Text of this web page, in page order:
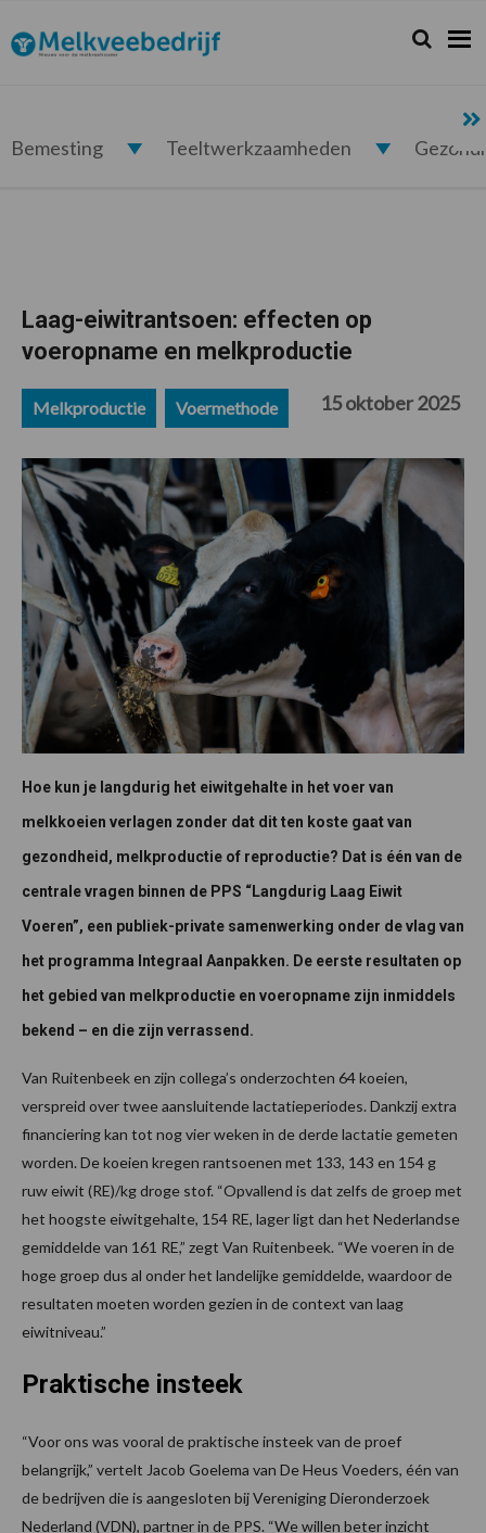
de
hoofdnavigatie
de
hoofd
de
eerste
de
voettekst
Melkveebedrijf.nl Zoeken...
Zoek
Bemesting Teeltwerkzaamheden
Laag-eiwitrantsoen: effecten op
voeropname en melkproductie
Melkproductie Voermethode 15 oktober 2025
Hoe kun je langdurig het eiwitgehalte in het voer van
melkkoeien verlagen zonder dat dit ten koste gaat van
gezondheid, melkproductie of reproductie? Dat is één van de
centrale vragen binnen de PPS “Langdurig Laag Eiwit
Voeren”, een publiek-private samenwerking onder de vlag van
het programma Integraal Aanpakken. De eerste resultaten op
het gebied van melkproductie en voeropname zijn inmiddels
bekend – en die zijn verrassend.
Van Ruitenbeek en zijn collega’s onderzochten 64 koeien,
verspreid over twee aansluitende lactatieperiodes. Dankzij extra
financiering kan tot nog vier weken in de derde lactatie gemeten
worden. De koeien kregen rantsoenen met 133, 143 en 154 g
ruw eiwit (RE)/kg droge stof. “Opvallend is dat zelfs de groep met
het hoogste eiwitgehalte, 154 RE, lager ligt dan het Nederlandse
gemiddelde van 161 RE,” zegt Van Ruitenbeek. “We voeren in de
hoge groep dus al onder het landelijke gemiddelde, waardoor de
resultaten moeten worden gezien in de context van laag
eiwitniveau.”
Praktische insteek
“Voor ons was vooral de praktische insteek van de proef
belangrijk,” vertelt Jacob Goelema van De Heus Voeders, één van
de bedrijven die is aangesloten bij Vereniging Dieronderzoek
Nederland (VDN), partner in de PPS. “We willen beter inzicht